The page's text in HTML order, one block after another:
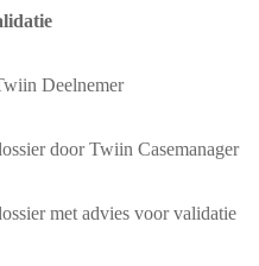
Deelnemer
door Twiin Casemanager
met advies voor validatie